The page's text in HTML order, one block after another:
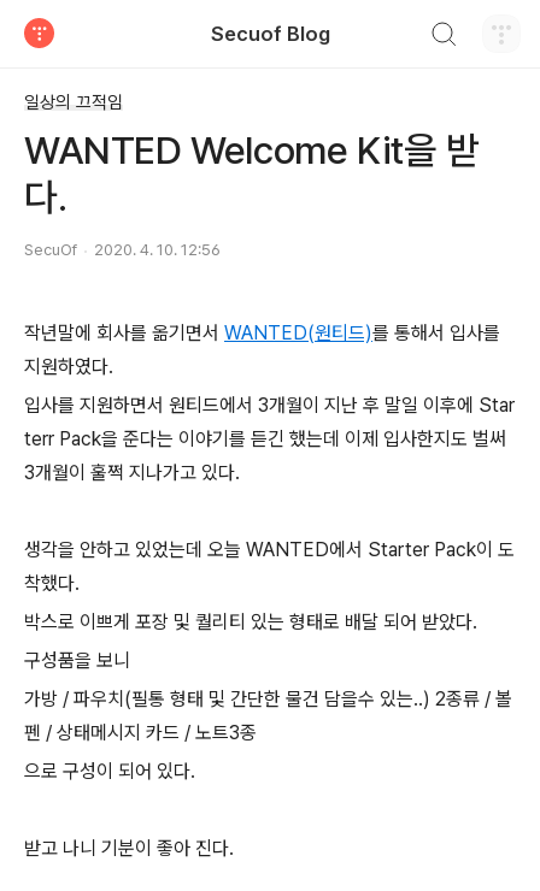
Secuof Blog
일상의 끄적임
WANTED Welcome Kit을 받
다.
SecuOf 2020. 4. 10. 12:56
작년말에 회사를 옮기면서 WANTED(원티드)를 통해서 입사를
지원하였다.
입사를 지원하면서 원티드에서 3개월이 지난 후 말일 이후에 Star
terr Pack을 준다는 이야기를 듣긴 했는데 이제 입사한지도 벌써
3개월이 훌쩍 지나가고 있다.
생각을 안하고 있었는데 오늘 WANTED에서 Starter Pack이 도
착했다.
박스로 이쁘게 포장 및 퀄리티 있는 형태로 배달 되어 받았다.
구성품을 보니
가방 / 파우치(필통 형태 및 간단한 물건 담을수 있는..) 2종류 / 볼
펜 / 상태메시지 카드 / 노트3종
으로 구성이 되어 있다.
받고 나니 기분이 좋아 진다.